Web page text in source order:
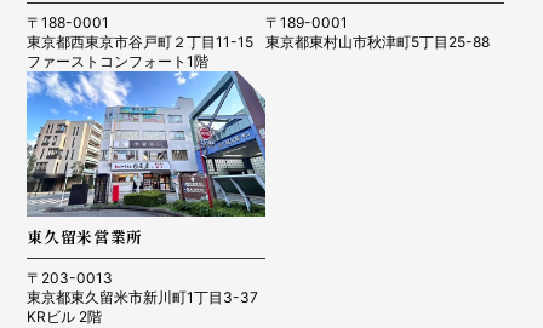
〒188-0001
東京都西東京市谷戸町２丁目11-15
ファーストコンフォート1階
〒189-0001
東京都東村山市秋津町5丁目25-88
東久留米営業所
〒203-0013
東京都東久留米市新川町1丁目3-37
KRビル 2階